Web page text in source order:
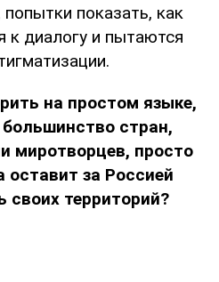
показать, как
к диалогу и пытаются
на простом языке,
стран,
миротворцев, просто
оставит за Россией
своих территорий?